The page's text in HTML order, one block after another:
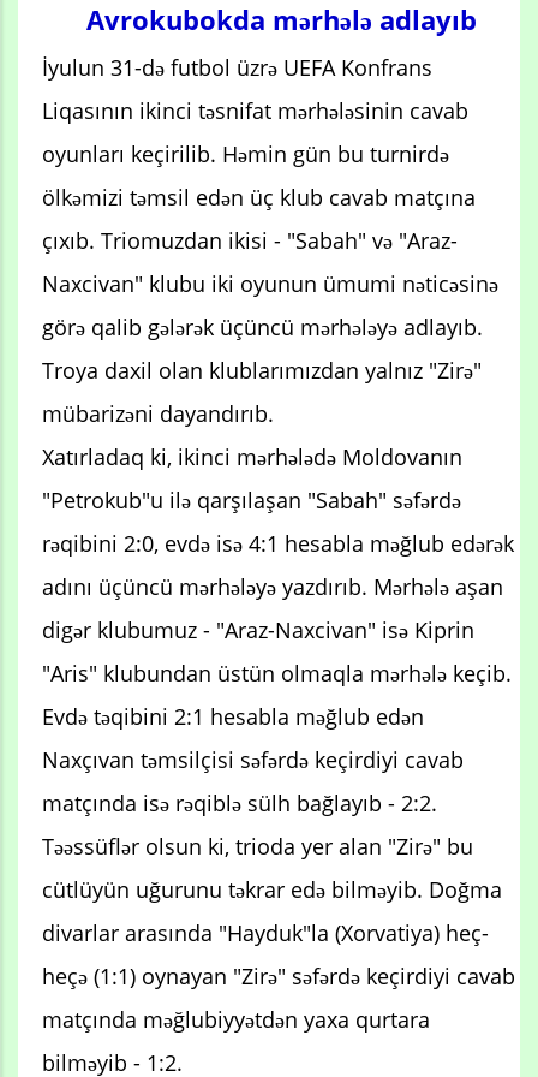
Avrokubokda mərhələ adlayıb
İyulun 31-də futbol üzrə UEFA Konfrans
Liqasının ikinci təsnifat mərhələsinin cavab
oyunları keçirilib. Həmin gün bu turnirdə
ölkəmizi təmsil edən üç klub cavab matçına
çıxıb. Triomuzdan ikisi - "Sabah" və "Araz-
Naxcivan" klubu iki oyunun ümumi nəticəsinə
görə qalib gələrək üçüncü mərhələyə adlayıb.
Troya daxil olan klublarımızdan yalnız "Zirə"
mübarizəni dayandırıb.
Xatırladaq ki, ikinci mərhələdə Moldovanın
"Petrokub"u ilə qarşılaşan "Sabah" səfərdə
rəqibini 2:0, evdə isə 4:1 hesabla məğlub edərək
adını üçüncü mərhələyə yazdırıb. Mərhələ aşan
digər klubumuz - "Araz-Naxcivan" isə Kiprin
"Aris" klubundan üstün olmaqla mərhələ keçib.
Evdə təqibini 2:1 hesabla məğlub edən
Naxçıvan təmsilçisi səfərdə keçirdiyi cavab
matçında isə rəqiblə sülh bağlayıb - 2:2.
Təəssüflər olsun ki, trioda yer alan "Zirə" bu
cütlüyün uğurunu təkrar edə bilməyib. Doğma
divarlar arasında "Hayduk"la (Xorvatiya) heç-
heçə (1:1) oynayan "Zirə" səfərdə keçirdiyi cavab
matçında məğlubiyyətdən yaxa qurtara
bilməyib - 1:2.